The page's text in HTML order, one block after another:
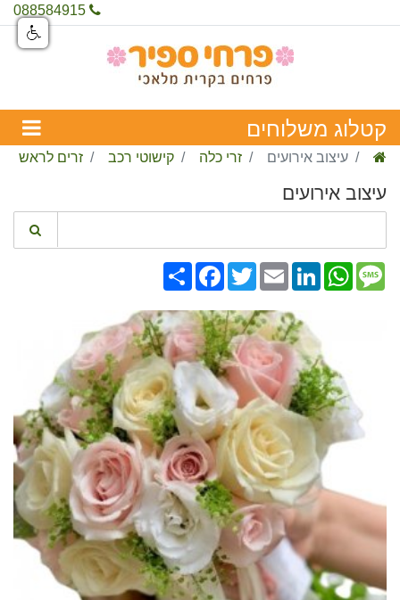
עיצוב אירועים זרי כלה קישוטי רכב זרים לראש
עיצוב אירועים
Share
FacebookTwitterEmail
LinkedIn
WhatsAppMessage